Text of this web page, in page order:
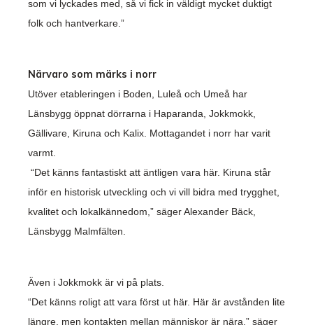
som vi lyckades med, så vi fick in väldigt mycket duktigt
folk och hantverkare.”
Närvaro som märks i norr
Utöver etableringen i Boden, Luleå och Umeå har
Länsbygg öppnat dörrarna i Haparanda, Jokkmokk,
Gällivare, Kiruna och Kalix. Mottagandet i norr har varit
varmt.
“Det känns fantastiskt att äntligen vara här. Kiruna står
inför en historisk utveckling och vi vill bidra med trygghet,
kvalitet och lokalkännedom,” säger Alexander Bäck,
Länsbygg Malmfälten.
Även i Jokkmokk är vi på plats.
“Det känns roligt att vara först ut här. Här är avstånden lite
längre, men kontakten mellan människor är nära,” säger